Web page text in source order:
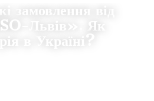
замовлення від
Львів». Як
в Україні?